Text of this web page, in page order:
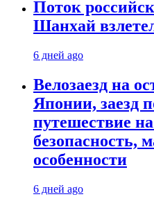
Поток
Шанхай
6 дней ago
Велозаезд на
Японии, заезд
путешествие
безопасность,
особенности
6 дней ago